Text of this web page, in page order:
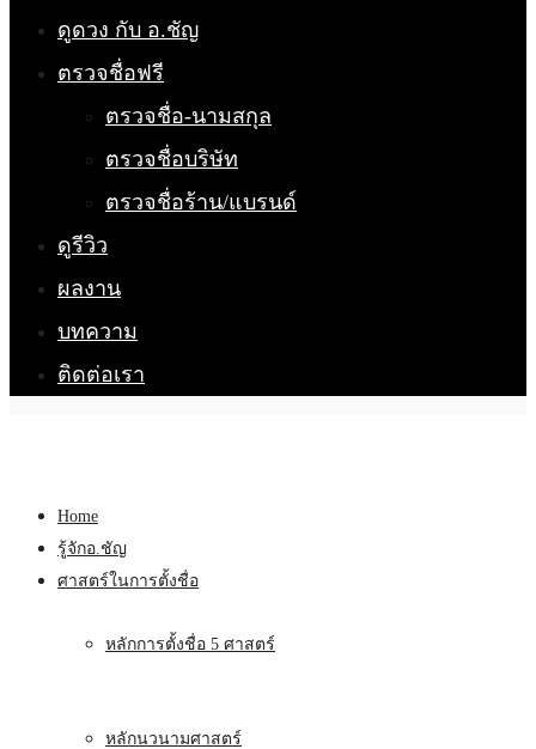
ดูดวง กับ อ.ชัญ
ตรวจชื่อฟรี
ตรวจชื่อ-นามสกุล
ตรวจชื่อบริษัท
ตรวจชื่อร้าน/แบรนด์
ดูรีวิว
ผลงาน
บทความ
ติดต่อเรา
Home
รู้จักอ.ชัญ
ศาสตร์ในการตั้งชื่อ
หลักการตั้งชื่อ 5 ศาสตร์
หลักนวนามศาสตร์